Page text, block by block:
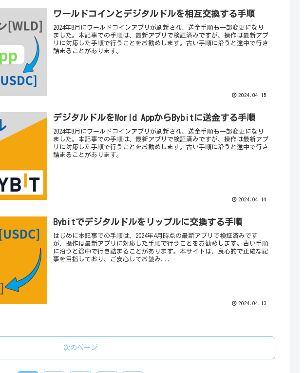
ワールドコインとデジタルドルを相互交換する手順
2024年8月にワールドコインアプリが刷新され、送金手順も一部変更になり
ました。本記事での手順は、最新アプリで検証済みですが、操作は最新アプ
リに対応した手順で行うことをお勧めします。古い手順に沿うと途中で行き
詰まることがあります。
2024.04.15
デジタルドルをWorld AppからBybitに送金する手順
2024年8月にワールドコインアプリが刷新され、送金手順も一部変更になり
ました。本記事での手順は、最新アプリで検証済みですが、操作は最新アプ
リに対応した手順で行うことをお勧めします。古い手順に沿うと途中で行き
詰まることがあります。
2024.04.14
Bybitでデジタルドルをリップルに交換する手順
はじめに本記事での手順は、2024年4月時点の最新アプリで検証済みです
が、操作は最新アプリに対応した手順で行うことをお勧めします。古い手順
に沿うと途中で行き詰まることがあります。本サイトは、良心的で正確な記
事を目指しており、ご安心してお読み...
2024.04.13
次のページ